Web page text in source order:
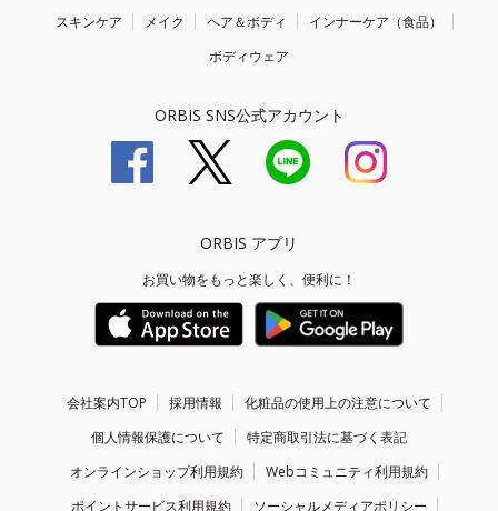
スキンケア メイク ヘア＆ボディ
インナーケア（食品）
ボディウェア
ORBIS SNS公式アカウント
ORBIS アプリ
お買い物をもっと楽しく、便利に！
会社案内TOP 採用情報
化粧品の使用上の注意について
個人情報保護について
特定商取引法に基づく表記
オンラインショップ利用規約
Webコミュニティ利用規約
ポイントサービス利用規約
ソーシャルメディアポリシー